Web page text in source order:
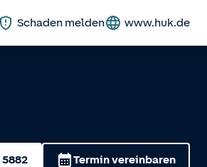
Schaden melden www.huk.de
5882 Termin vereinbaren